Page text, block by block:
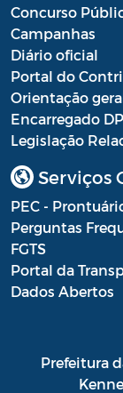
Concurso
Campanhas
Diário oficial
Portal do
Orientação
Encarregado
Legislação
Serviços
PEC -
Perguntas
FGTS
Portal da
Dados Abertos
Prefeitura